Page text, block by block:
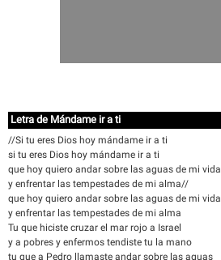
Letra de Mándame ir a ti
//Si tu eres Dios hoy mándame ir a ti
si tu eres Dios hoy mándame ir a ti
que hoy quiero andar sobre las aguas de mi vida
y enfrentar las tempestades de mi alma//
que hoy quiero andar sobre las aguas de mi vida
y enfrentar las tempestades de mi alma
Tu que hiciste cruzar el mar rojo a Israel
y a pobres y enfermos tendiste tu la mano
tu que a Pedro llamaste andar sobre las aguas